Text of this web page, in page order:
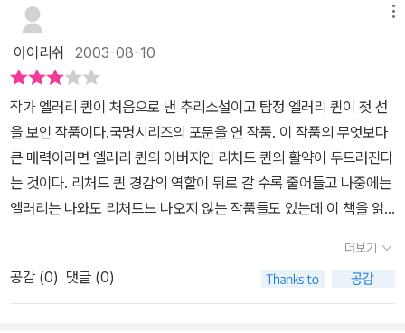
신문하다= 1. 알고 있는 사실을 캐어묻다, 2. 법원이나 기타 국가 기
하다.라는 뜻이 있는 단어란다. 또 오타인가 하고 생각했는데, 이렇게
새롭게 하나 배우고 지나가네~ 2013.11.15. 엘러리 퀸의 작품을 탐색
하는 두뽀사리~
임의 규칙과 공정성을 강조한 타입에 속한다. 그들은 책 속에 모든 증
거와 단서를, 가짜정보를 섞긴 하지만, 제시하려고 노력하며, 독자를
스토리 속에 함몰시키는 대신 정신을 바짝 차리고 따라가게 만들어야
한다고 믿었고, 이런 노력에도 불구하고 게으른 자세로 책을 읽는 나
와같은 이들을 위하여 '독자에게 보내는 도전장'을 삽입하기까지 한
다. 독자는 드러난 정보와, 드러난 정보 중에 암시된 정보들을 가지고
게임에 참여하기를 요구받는다. 그래서 앨러리 퀸의 특히 초기작들은
좋게 말하면 정직하고 나쁘게 말하면 건조한 인상을 준다. 범인의 심
리에 대한 구구절절한 설명, 살인이 일어나는 와중에 꽃피는 사랑, 변
장이나 미행, 비밀 문이나 비밀 통로도 없다. 앨러리 퀸은 매력이 있다
고 묘사되는 무척 유머스러운 남자긴 하지만, 이름부터 괴상한 포와
아이리쉬 2003-08-10
작가 엘러리 퀸이 처음으로 낸 추리소설이고 탐정 엘러리 퀸이 첫 선
을 보인 작품이다.국명시리즈의 포문을 연 작품. 이 작품의 무엇보다
큰 매력이라면 엘러리 퀸의 아버지인 리처드 퀸의 활약이 두드러진다
는 것이다. 리처드 퀸 경감의 역할이 뒤로 갈 수록 줄어들고 나중에는
엘러리는 나와도 리처드느 나오지 않는 작품들도 있는데 이 책을 읽
는 상식적 수사를 하지만 우수한 경찰의 콤비 플레이를 그리려 했던
것 같다.국명시리즈가 거듭됨에 따라 리처드의 역할이 점점 줄어들기
는 하지만.. 작품 자체의 구성이나 재미 등은 국명 시리즈 중에서는 중
더보기
공감 (0) 댓글 (0)